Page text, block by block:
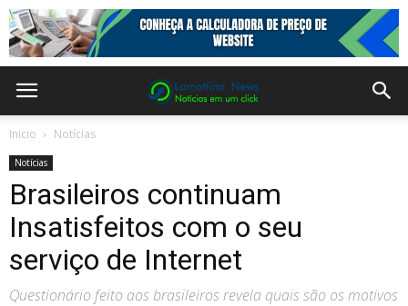
Inicio Notícias
Notícias
Brasileiros continuam
Insatisfeitos com o seu
serviço de Internet
Questionário feito aos brasileiros revela quais são os motivos